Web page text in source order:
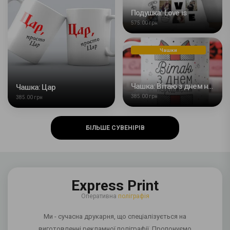
Чашка: Цар
385.00 грн
Подушка: Love is
575.00 грн
Чашки
Чашка: Вітаю з днем народження
385.00 грн
БІЛЬШЕ СУВЕНІРІВ
Express Print
Оперативна поліграфія
Ми - сучасна друкарня, що спеціалізується на